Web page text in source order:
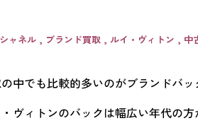
シャネル ブランド買取 ルイ・ヴィトン
中
中でも比較的多いのがブランドバッ
ヴィトンのバックは幅広い年代の